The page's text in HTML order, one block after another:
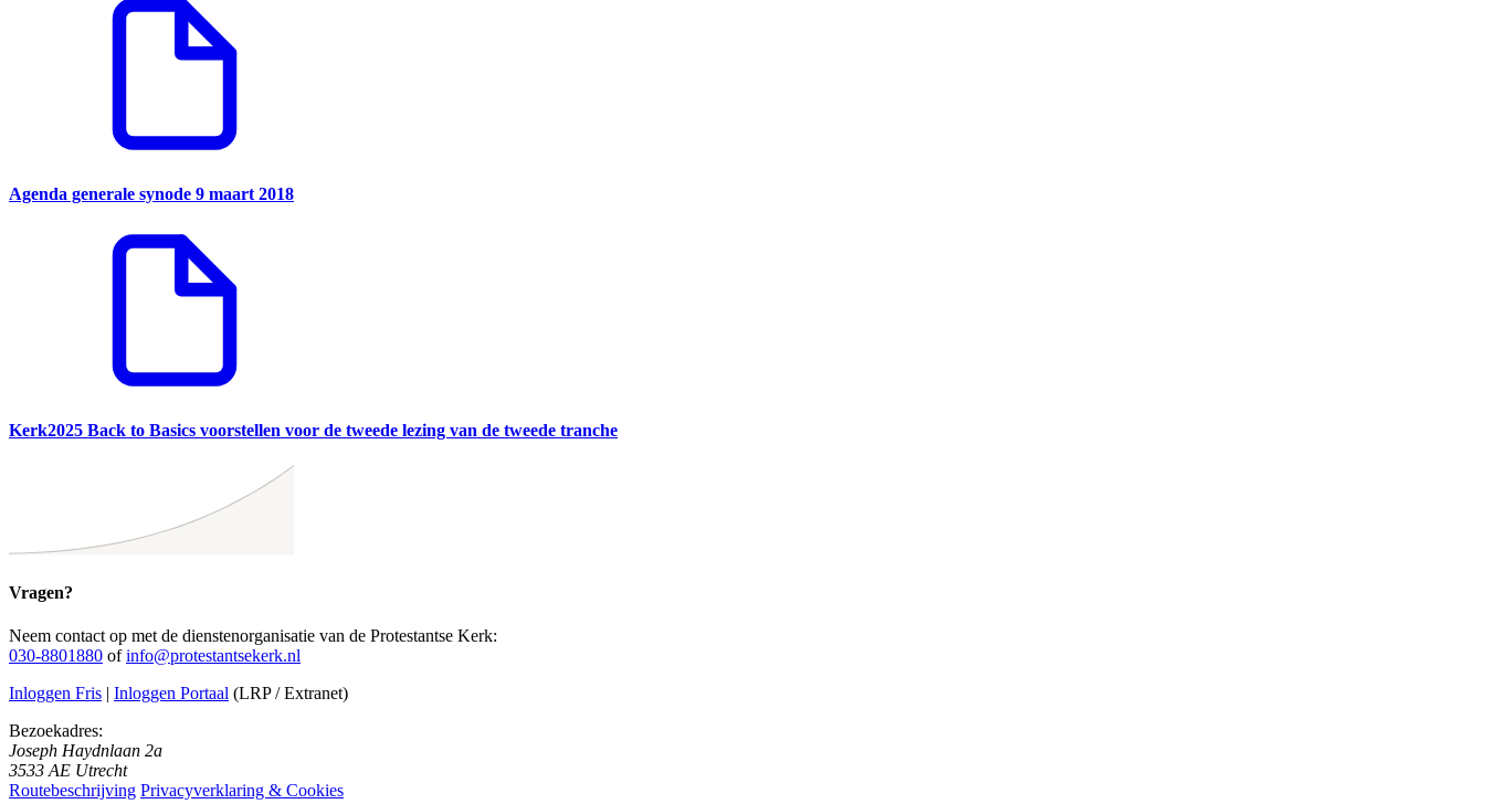
Agenda generale synode 9 maart 2018
Kerk2025 Back to Basics voorstellen voor de tweede lezing van de tweede tranche
Vragen?
Neem contact op met de dienstenorganisatie van de Protestantse Kerk:
030-8801880 ofinfo@protestantsekerk.nl
Inloggen Fris | Inloggen Portaal (LRP / Extranet)
Bezoekadres:
Joseph Haydnlaan 2a
3533 AE Utrecht
Routebeschrijving Privacyverklaring & Cookies